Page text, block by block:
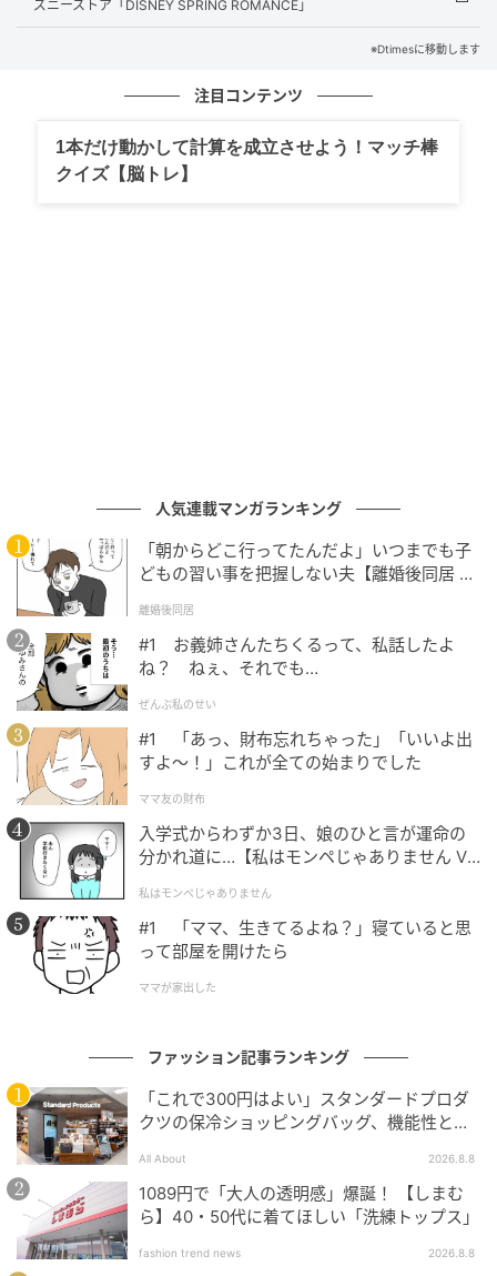
グッズにはこんがりとした焼き色や、具材の質感など
コレクションです。
「ドナルドダック」はパンを焦がしてしまったり、
「グーフィー」は大きなホットドッグを作って喜んだ
りと、それぞれの愛らしい表情にも注目です。
そのほか、美味しそうなトーストのアートが大胆にあ
しらわれたぬいぐるみ付きブランケットや、ピザパン
風のもちもちとしたクッションなどお部屋のアクセン
トになるホーム雑貨がラインナップ。
お買い物に便利なトートバッグやクロワッサンモチー
フのポーチに入れてかわいく持ち歩けるエコバッグ
は、ギフトとしてもおすすめです☆
ミッキー ぬいぐるみキーホルダー・キーチェ
ズニーストア「DISNEY SPRING ROMANCE」
※Dtimesに移動します
注目コンテンツ
1本だけ動かして計算を成立させよう！マッチ棒
クイズ【脳トレ】
人気連載マンガランキング
「朝からどこ行ってたんだよ」いつまでも子
どもの習い事を把握しない夫【離婚後同居 Vo
離婚後同居
#1 お義姉さんたちくるって、私話したよ
ね？ ねぇ、それでも…
ぜんぶ私のせい
#1 「あっ、財布忘れちゃった」「いいよ出
すよ〜！」これが全ての始まりでした
ママ友の財布
入学式からわずか3日、娘のひと言が運命の
分かれ道に…【私はモンペじゃありません Vo
私はモンペじゃありません
#1 「ママ、生きてるよね？」寝ていると思
って部屋を開けたら
ママが家出した
ファッション記事ランキング
「これで300円はよい」スタンダードプロダ
クツの保冷ショッピングバッグ、機能性とデ
All About 2026.8.8
1089円で「大人の透明感」爆誕！ 【しまむ
ら】40・50代に着てほしい「洗練トップス」
fashion trend news 2026.8.8